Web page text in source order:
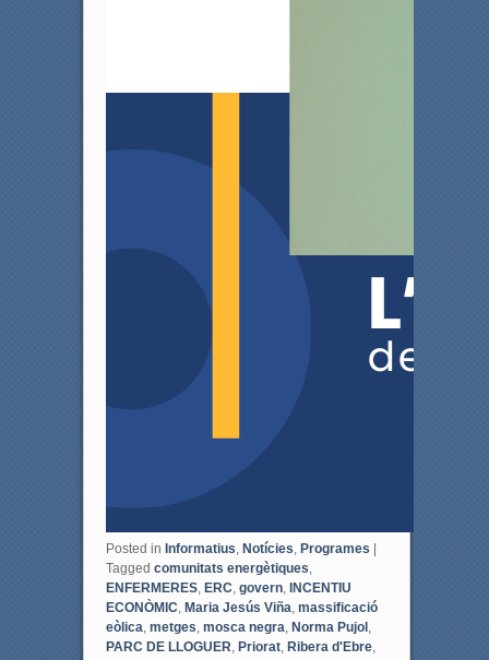
Posted in Informatius Notícies Programes |
Tagged comunitats energètiques
ENFERMERES, ERC govern, INCENTIU
ECONÒMIC Maria Jesús Viña massificació
eòlica metges mosca negra Norma Pujol,
PARC DE LLOGUER Priorat, Ribera d'Ebre,